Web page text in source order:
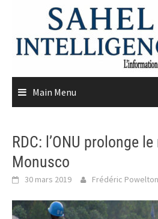
content
Main Menu
RDC: l’ONU prolonge
Monusco
30 mars 2019 Frédéric Powelton